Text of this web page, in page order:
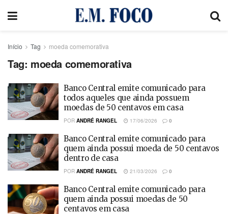
Início Tag moeda comemorativa
Tag: moeda comemorativa
Banco Central emite comunicado para
todos aqueles que ainda possuem
moedas de 50 centavos em casa
POR ANDRÉ RANGEL 17/06/2026 0
Banco Central emite comunicado para
quem ainda possui moeda de 50 centavos
dentro de casa
POR ANDRÉ RANGEL 21/03/2026 0
Banco Central emite comunicado para
quem ainda possui moedas de 50
centavos em casa